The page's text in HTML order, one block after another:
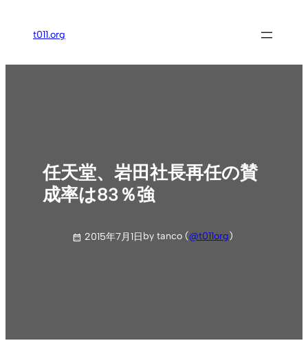
ス
t011.org
任天堂、岩田社長再任の賛
成率は83％強
2015年7月1日by tanco (@t011org)